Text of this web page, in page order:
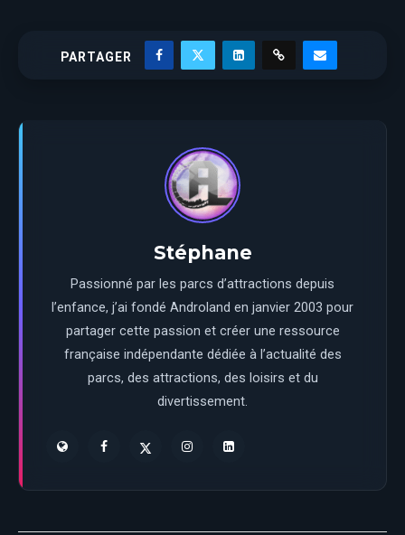
PARTAGER
Stéphane
Passionné par les parcs d’attractions depuis
l’enfance, j’ai fondé Androland en janvier 2003 pour
partager cette passion et créer une ressource
française indépendante dédiée à l’actualité des
parcs, des attractions, des loisirs et du
divertissement.